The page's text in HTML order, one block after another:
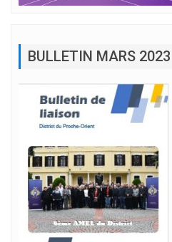
BULLETIN MARS 2023